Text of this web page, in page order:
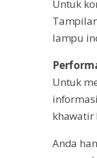
Untuk
lampu
Untuk
khawatir
Anda